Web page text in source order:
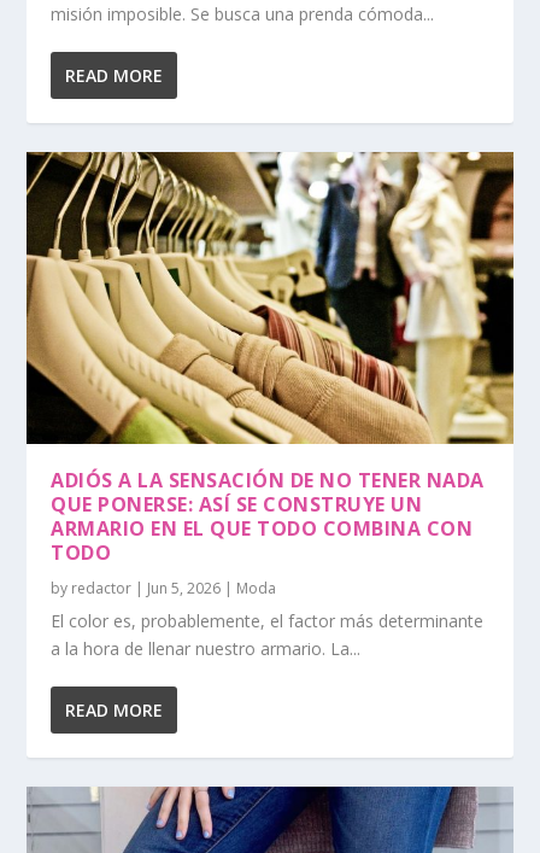
misión imposible. Se busca una prenda cómoda...
READ MORE
ADIÓS A LA SENSACIÓN DE NO TENER NADA
QUE PONERSE: ASÍ SE CONSTRUYE UN
ARMARIO EN EL QUE TODO COMBINA CON
TODO
by redactor | Jun 5, 2026 | Moda
El color es, probablemente, el factor más determinante
a la hora de llenar nuestro armario. La...
READ MORE